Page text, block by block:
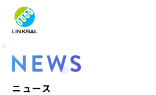
WHO WE ARE
SERVICE
JP
ニュース